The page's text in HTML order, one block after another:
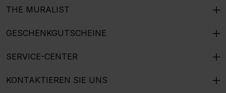
THE MURALIST
GESCHENKGUTSCHEINE
SERVICE-CENTER
KONTAKTIEREN SIE UNS